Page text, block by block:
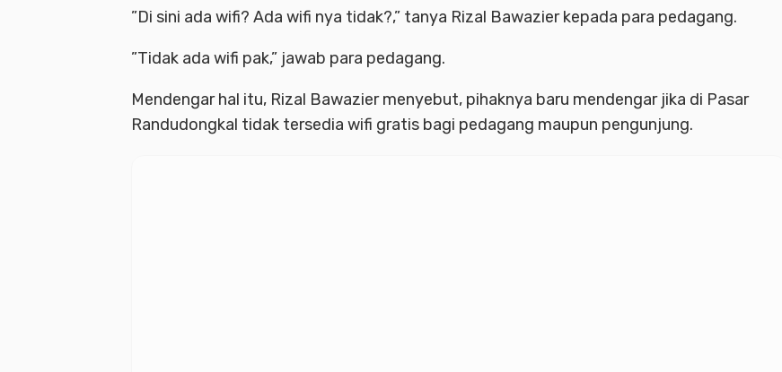
”Di sini ada wifi? Ada wifi nya tidak?,” tanya Rizal Bawazier kepada para pedagang.
”Tidak ada wifi pak,” jawab para pedagang.
Mendengar hal itu, Rizal Bawazier menyebut, pihaknya baru mendengar jika di Pasar
Randudongkal tidak tersedia wifi gratis bagi pedagang maupun pengunjung.
Advertisment